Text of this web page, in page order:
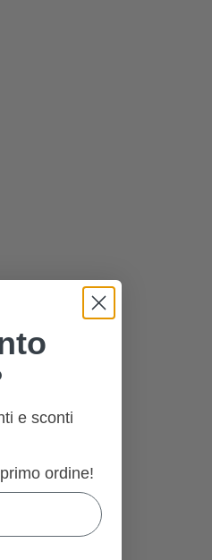
e sconti
ordine!